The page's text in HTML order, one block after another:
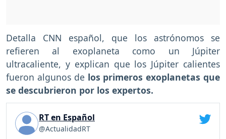
Detalla CNN español, que los astrónomos se
refieren al exoplaneta como un Júpiter
ultracaliente, y explican que los Júpiter calientes
fueron algunos de los primeros exoplanetas que
se descubrieron por los expertos.
RT en Español
@ActualidadRT